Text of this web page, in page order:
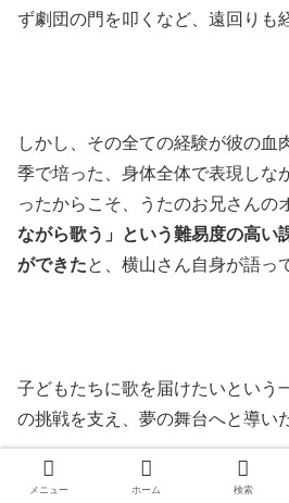
ず劇団の門を叩くなど、遠回りも
しかし、その全ての経験が彼の血
季で培った、身体全体で表現しな
ったからこそ、うたのお兄さんの
ながら歌う」という難易度の高い
ができたと、横山さん自身が語っ
子どもたちに歌を届けたいという
の挑戦を支え、夢の舞台へと導い
メニュー ホーム 検索